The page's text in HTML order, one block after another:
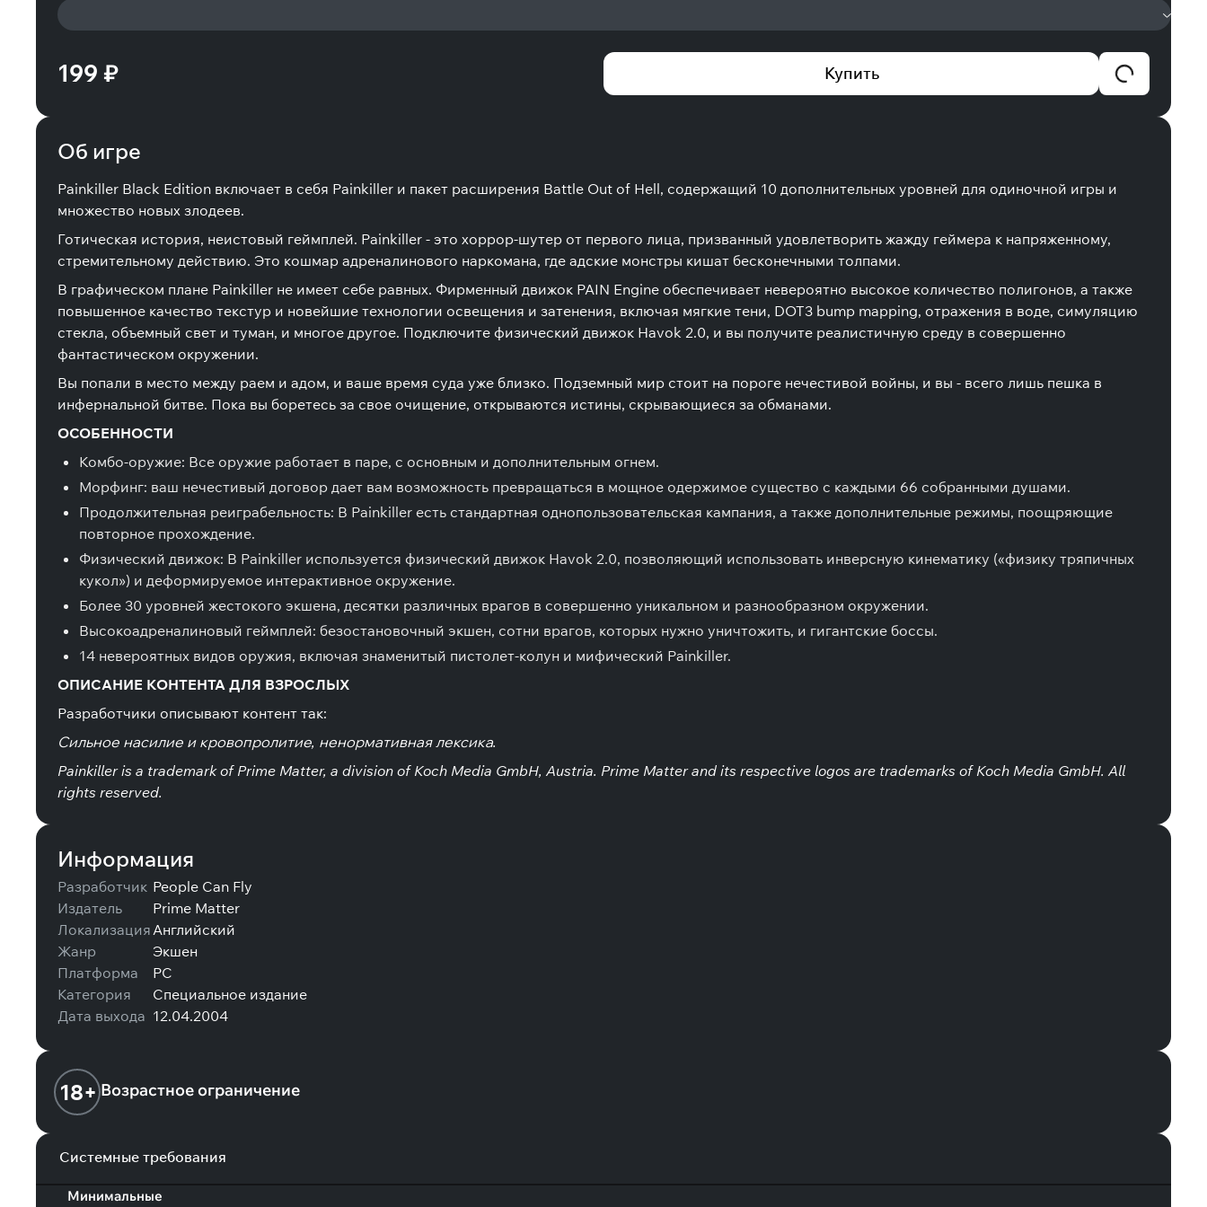
199 ₽ Купить
Об игре
Painkiller Black Edition включает в себя Painkiller и пакет расширения Battle Out of Hell, содержащий 10 дополнительных уровней для одиночной игры и
множество новых злодеев.
Готическая история, неистовый геймплей. Painkiller - это хоррор-шутер от первого лица, призванный удовлетворить жажду геймера к напряженному,
стремительному действию. Это кошмар адреналинового наркомана, где адские монстры кишат бесконечными толпами.
В графическом плане Painkiller не имеет себе равных. Фирменный движок PAIN Engine обеспечивает невероятно высокое количество полигонов, а также
повышенное качество текстур и новейшие технологии освещения и затенения, включая мягкие тени, DOT3 bump mapping, отражения в воде, симуляцию
стекла, объемный свет и туман, и многое другое. Подключите физический движок Havok 2.0, и вы получите реалистичную среду в совершенно
фантастическом окружении.
Вы попали в место между раем и адом, и ваше время суда уже близко. Подземный мир стоит на пороге нечестивой войны, и вы - всего лишь пешка в
инфернальной битве. Пока вы боретесь за свое очищение, открываются истины, скрывающиеся за обманами.
ОСОБЕННОСТИ
Комбо-оружие: Все оружие работает в паре, с основным и дополнительным огнем.
Морфинг: ваш нечестивый договор дает вам возможность превращаться в мощное одержимое существо с каждыми 66 собранными душами.
Продолжительная реиграбельность: В Painkiller есть стандартная однопользовательская кампания, а также дополнительные режимы, поощряющие
повторное прохождение.
Физический движок: В Painkiller используется физический движок Havok 2.0, позволяющий использовать инверсную кинематику («физику тряпичных
кукол») и деформируемое интерактивное окружение.
Более 30 уровней жестокого экшена, десятки различных врагов в совершенно уникальном и разнообразном окружении.
Высокоадреналиновый геймплей: безостановочный экшен, сотни врагов, которых нужно уничтожить, и гигантские боссы.
14 невероятных видов оружия, включая знаменитый пистолет-колун и мифический Painkiller.
ОПИСАНИЕ КОНТЕНТА ДЛЯ ВЗРОСЛЫХ
Разработчики описывают контент так:
Сильное насилие и кровопролитие, ненормативная лексика.
Painkiller is a trademark of Prime Matter, a division of Koch Media GmbH, Austria. Prime Matter and its respective logos are trademarks of Koch Media GmbH. All
rights reserved.
Информация
Разработчик People Can Fly
Издатель
Prime Matter
ЛокализацияАнглийский
Жанр
Экшен
Платформа
PC
Категория
Специальное издание
Дата выхода 12.04.2004
18+ Возрастное ограничение
Системные требования
Минимальные